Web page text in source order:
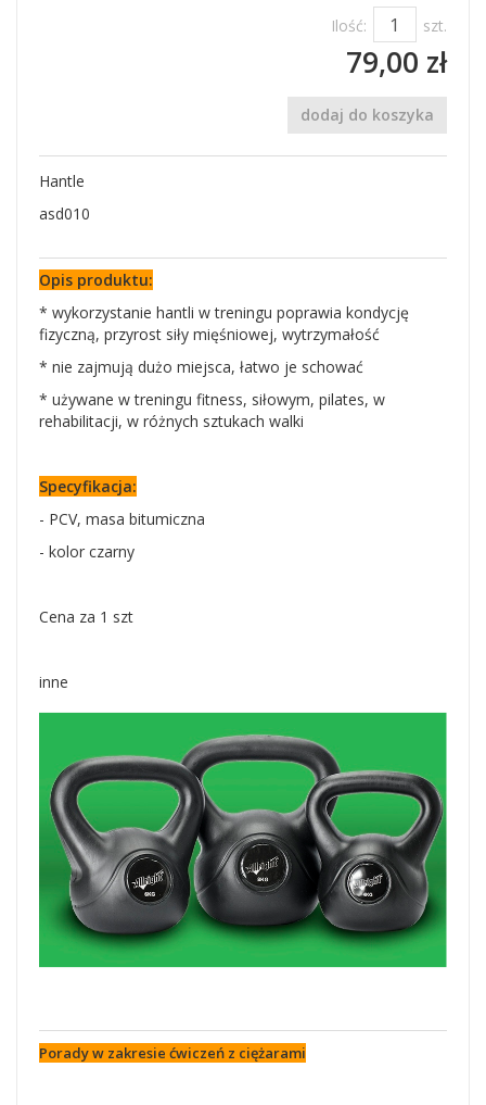
Ilość: szt.
79,00 zł
dodaj do koszyka
Hantle
asd010
Opis produktu:
* wykorzystanie hantli w treningu poprawia kondycję
fizyczną, przyrost siły mięśniowej, wytrzymałość
* nie zajmują dużo miejsca, łatwo je schować
* używane w treningu fitness, siłowym, pilates, w
rehabilitacji, w różnych sztukach walki
Specyfikacja:
- PCV, masa bitumiczna
- kolor czarny
Cena za 1 szt
inne
Porady w zakresie ćwiczeń z ciężarami